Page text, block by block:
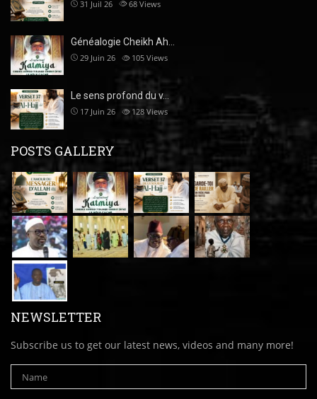
31 Juil 26 68 Views
Généalogie Cheikh Ah…
29 Juin 26 105 Views
Le sens profond du v…
17 Juin 26 128 Views
POSTS GALLERY
NEWSLETTER
Subscribe us to get our latest news, videos and many more!